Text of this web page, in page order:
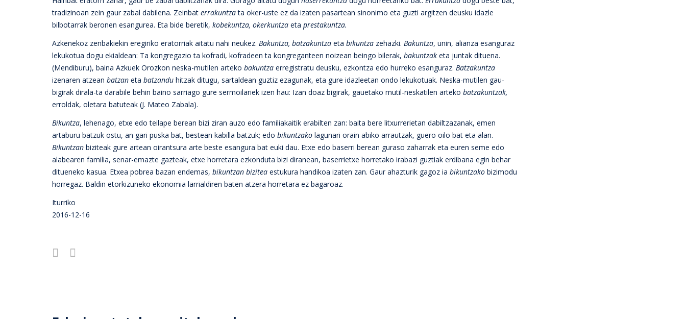
tradizinoan zein gaur zabal dabilena. Zeinbat errakuntzata oker-uste ez da izaten pasartean sinonimo eta guzti argitzen deusku idazle
bilbotarrak beronen esangurea. Eta bide beretik, kobekuntza, okerkuntza eta prestakuntza.
Azkenekoz zenbakiekin eregiriko eratorriak aitatu nahi neukez. Bakuntza, batzakuntza eta bikuntza zehazki. Bakuntza, unin, alianza esanguraz
lekukotua dogu ekialdean: Ta kongregazio ta kofradi, kofradeen ta kongreganteen noizean beingo bilerak, bakuntzak eta juntak dituena.
(Mendiburu), baina Azkuek Orozkon neska-mutilen arteko bakuntza erregistratu deusku, ezkontza edo hurreko esanguraz. Batzakuntza
izenaren atzean batzan eta batzandu hitzak ditugu, sartaldean guztiz ezagunak, eta gure idazleetan ondo lekukotuak. Neska-mutilen gau-
bigirak dirala-ta darabile behin baino sarriago gure sermoilariek izen hau: Izan doaz bigirak, gauetako mutil-neskatilen arteko batzakuntzak,
erroldak, oletara batuteak (J. Mateo Zabala).
Bikuntza, lehenago, etxe edo teilape berean bizi ziran auzo edo familiakaitik erabilten zan: baita bere litxurrerietan dabiltzazanak, emen
artaburu batzuk ostu, an gari puska bat, bestean kabilla batzuk; edo bikuntzako lagunari orain abiko arrautzak, guero oilo bat eta alan.
Bikuntzan biziteak gure artean oirantsura arte beste esangura bat euki dau. Etxe edo baserri berean guraso zaharrak eta euren seme edo
alabearen familia, senar-emazte gazteak, etxe horretara ezkonduta bizi diranean, baserrietxe horretako irabazi guztiak erdibana egin behar
ditueneko kasua. Etxea pobrea bazan endemas, bikuntzan bizitea estukura handikoa izaten zan. Gaur ahazturik gagoz ia bikuntzako bizimodu
horregaz. Baldin etorkizuneko ekonomia larrialdiren baten atzera horretara ez bagaroaz.
Iturriko
2016-12-16